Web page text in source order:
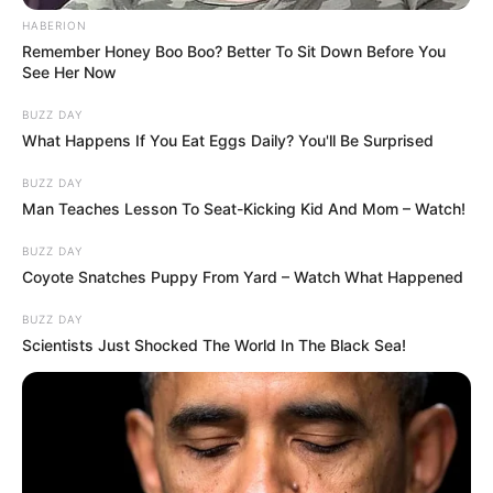
köztársasági elnököt.”
HABERION
Remember Honey Boo Boo? Better To Sit Down Before You
See Her Now
BUZZ DAY
What Happens If You Eat Eggs Daily? You'll Be Surprised
BUZZ DAY
Man Teaches Lesson To Seat-Kicking Kid And Mom – Watch!
BUZZ DAY
Coyote Snatches Puppy From Yard – Watch What Happened
BUZZ DAY
Scientists Just Shocked The World In The Black Sea!